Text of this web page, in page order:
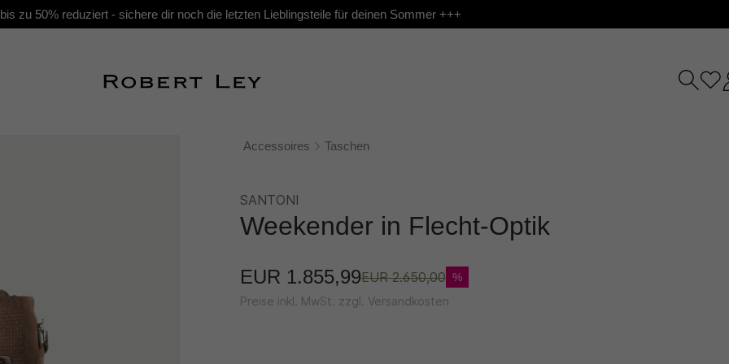
zu 50% reduziert - sichere dir noch die letzten Lieblingsteile für deinen Sommer +++
Accessoires Taschen
SANTONI
Weekender in Flecht-Optik
EUR 1.855,99EUR 2.650,00 %
Preise inkl. MwSt. zzgl. Versandkosten